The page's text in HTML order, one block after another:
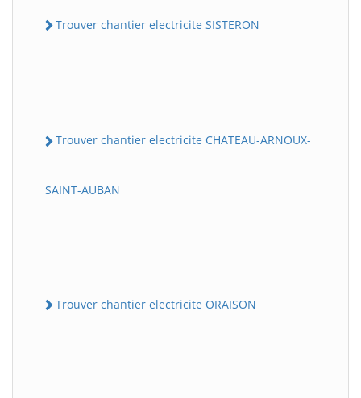
Trouver chantier electricite SISTERON
Trouver chantier electricite CHATEAU-ARNOUX-
SAINT-AUBAN
Trouver chantier electricite ORAISON